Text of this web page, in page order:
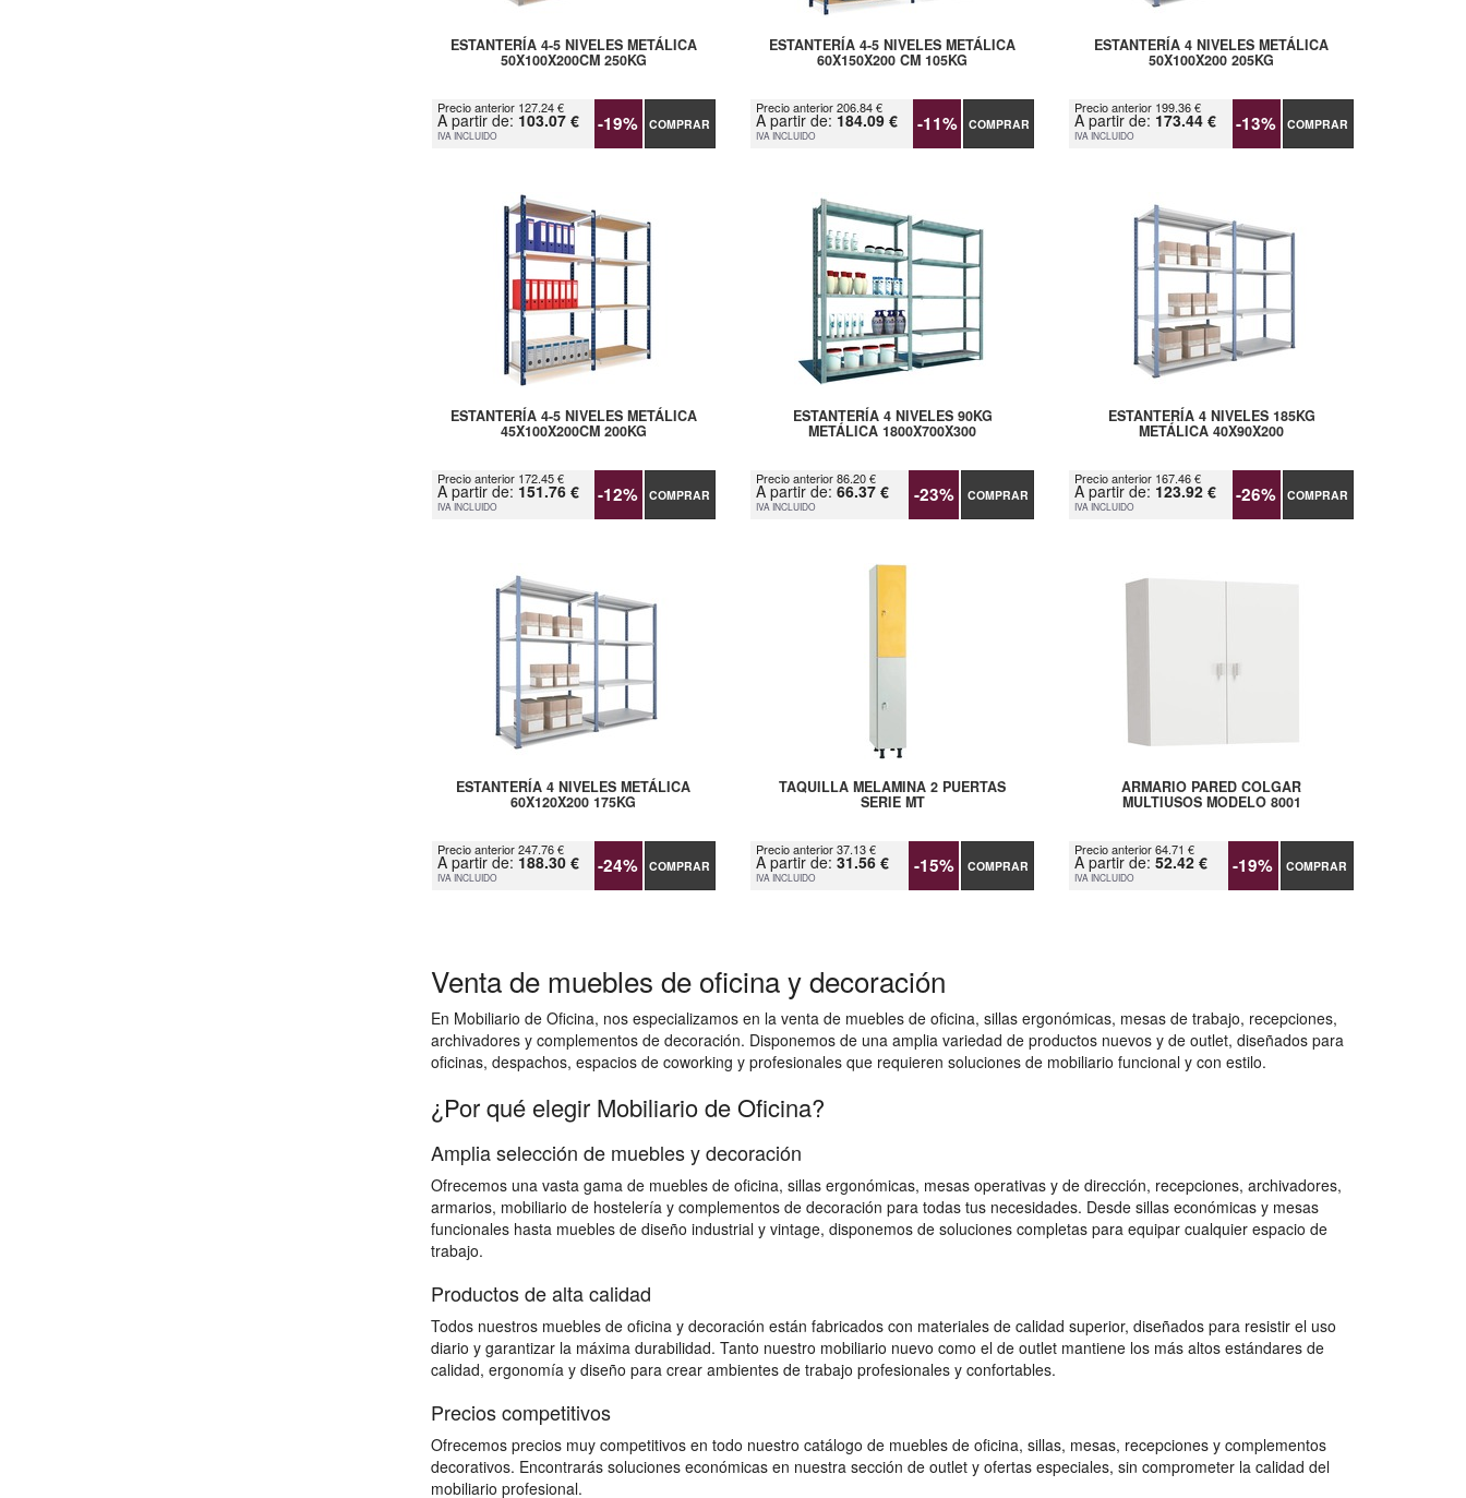
ESTANTERÍA 4-5 NIVELES METÁLICA
50X100X200CM 250KG
Precio anterior 127.24 €
A partir de: 103.07 €
IVA INCLUIDO -19% COMPRAR
ESTANTERÍA 4-5 NIVELES METÁLICA
60X150X200 CM 105KG
Precio anterior 206.84 €
A partir de: 184.09 €
IVA INCLUIDO -11% COMPRAR
ESTANTERÍA 4 NIVELES METÁLICA
50X100X200 205KG
Precio anterior 199.36 €
A partir de: 173.44 €
IVA INCLUIDO -13% COMPRAR
ESTANTERÍA 4-5 NIVELES METÁLICA
45X100X200CM 200KG
Precio anterior 172.45 €
A partir de: 151.76 €
IVA INCLUIDO -12% COMPRAR
ESTANTERÍA 4 NIVELES 90KG
METÁLICA 1800X700X300
Precio anterior 86.20 €
A partir de: 66.37 €
IVA INCLUIDO -23% COMPRAR
ESTANTERÍA 4 NIVELES 185KG
METÁLICA 40X90X200
Precio anterior 167.46 €
A partir de: 123.92 €
IVA INCLUIDO -26% COMPRAR
ESTANTERÍA 4 NIVELES METÁLICA
60X120X200 175KG
Precio anterior 247.76 €
A partir de: 188.30 €
IVA INCLUIDO -24% COMPRAR
TAQUILLA MELAMINA 2 PUERTAS
SERIE MT
Precio anterior 37.13 €
A partir de: 31.56 €
IVA INCLUIDO -15% COMPRAR
ARMARIO PARED COLGAR
MULTIUSOS MODELO 8001
Precio anterior 64.71 €
A partir de:52.42 €
IVA INCLUIDO -19% COMPRAR
Venta de muebles de oficina y decoración
En Mobiliario de Oficina, nos especializamos en la venta de muebles de oficina, sillas ergonómicas, mesas de trabajo, recepciones,
archivadores y complementos de decoración. Disponemos de una amplia variedad de productos nuevos y de outlet, diseñados para
oficinas, despachos, espacios de coworking y profesionales que requieren soluciones de mobiliario funcional y con estilo.
¿Por qué elegir Mobiliario de Oficina?
Amplia selección de muebles y decoración
Ofrecemos una vasta gama de muebles de oficina, sillas ergonómicas, mesas operativas y de dirección, recepciones, archivadores,
armarios, mobiliario de hostelería y complementos de decoración para todas tus necesidades. Desde sillas económicas y mesas
funcionales hasta muebles de diseño industrial y vintage, disponemos de soluciones completas para equipar cualquier espacio de
trabajo.
Productos de alta calidad
Todos nuestros muebles de oficina y decoración están fabricados con materiales de calidad superior, diseñados para resistir el uso
diario y garantizar la máxima durabilidad. Tanto nuestro mobiliario nuevo como el de outlet mantiene los más altos estándares de
calidad, ergonomía y diseño para crear ambientes de trabajo profesionales y confortables.
Precios competitivos
Ofrecemos precios muy competitivos en todo nuestro catálogo de muebles de oficina, sillas, mesas, recepciones y complementos
decorativos. Encontrarás soluciones económicas en nuestra sección de outlet y ofertas especiales, sin comprometer la calidad del
mobiliario profesional.